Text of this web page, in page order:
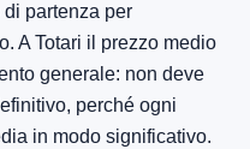
di partenza per
A Totari il prezzo medio
generale: non deve
perché ogni
in modo significativo.